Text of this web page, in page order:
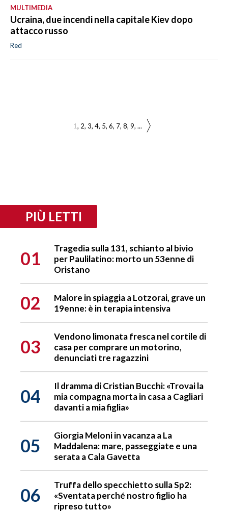
MULTIMEDIA
Ucraina, due incendi nella capitale Kiev dopo
attacco russo
Red
1 2 3 4 5 6 7 8 9 ...
PIÙ LETTI
01
Tragedia sulla 131, schianto al bivio
per Paulilatino: morto un 53enne di
Oristano
02
Malore in spiaggia a Lotzorai, grave un
19enne: è in terapia intensiva
03
Vendono limonata fresca nel cortile di
casa per comprare un motorino,
denunciati tre ragazzini
04
Il dramma di Cristian Bucchi: «Trovai la
mia compagna morta in casa a Cagliari
davanti a mia figlia»
05
Giorgia Meloni in vacanza a La
Maddalena: mare, passeggiate e una
serata a Cala Gavetta
06
Truffa dello specchietto sulla Sp2:
«Sventata perché nostro figlio ha
ripreso tutto»